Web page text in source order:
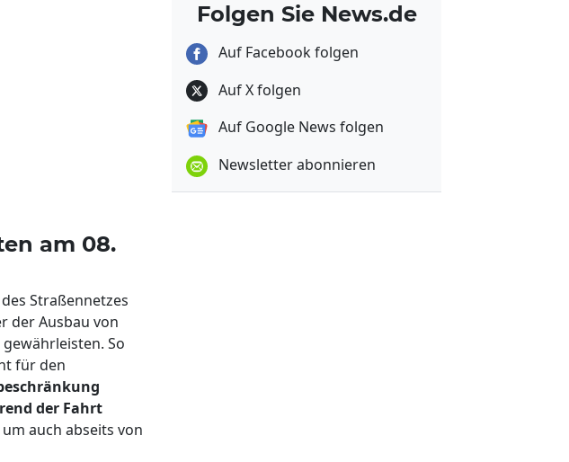
am 08.
Straßennetzes
der Ausbau von
So
für den
der Fahrt
auch abseits von
Folgen Sie News.de
Auf Facebook folgen
Auf X folgen
Auf Google News folgen
Newsletter abonnieren